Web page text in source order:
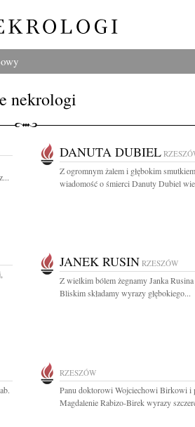
nekrologi
DANUTA DUBIEL
Z ogromnym żalem i głębokim
wiadomość o śmierci Danuty Dubiel
JANEK RUSIN RZESZÓW
Z wielkim bólem żegnamy Janka
Bliskim składamy wyrazy głębokiego...
RZESZÓW
Panu doktorowi Wojciechowi Birkowi i
Magdalenie Rabizo-Birek wyrazy